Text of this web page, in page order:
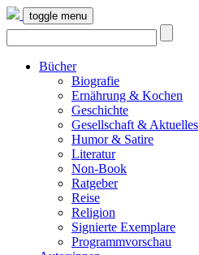
toggle menu
Bücher
Biografie
Ernährung & Kochen
Geschichte
Gesellschaft & Aktuelles
Humor & Satire
Literatur
Non-Book
Ratgeber
Reise
Religion
Signierte Exemplare
Programmvorschau